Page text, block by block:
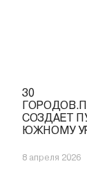
30
СОЗДАЕТ
ЮЖНОМУ
8 апреля 2026